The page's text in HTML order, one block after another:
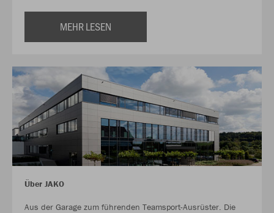
MEHR LESEN
Über JAKO
Aus der Garage zum führenden Teamsport-Ausrüster. Die